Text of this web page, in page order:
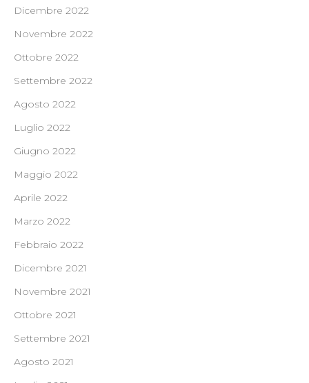
Dicembre 2022
Novembre 2022
Ottobre 2022
Settembre 2022
Agosto 2022
Luglio 2022
Giugno 2022
Maggio 2022
Aprile 2022
Marzo 2022
Febbraio 2022
Dicembre 2021
Novembre 2021
Ottobre 2021
Settembre 2021
Agosto 2021